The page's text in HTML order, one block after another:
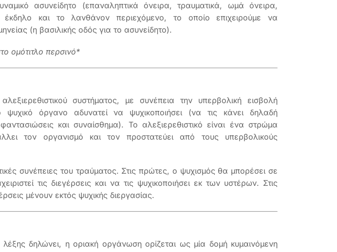
ασυνείδητο (επαναληπτικά όνειρα, τραυματικά, ωμά όνειρα,
έκδηλο και το λανθάνον περιεχόμενο, το οποίο επιχειρούμε να
(η βασιλικής οδός για το ασυνείδητο).
ομότιτλο περσινό*
συστήματος, με συνέπεια την υπερβολική εισβολή
ψυχικό όργανο αδυνατεί να ψυχικοποιήσει (να τις κάνει δηλαδή
και συναίσθημα). Το αλεξιερεθιστικό είναι ένα στρώμα
τον οργανισμό και τον προστατεύει από τους υπερβολικούς
συνέπειες του τραύματος. Στις πρώτες, ο ψυχισμός θα μπορέσει σε
τις διεγέρσεις και να τις ψυχικοποιήσει εκ των υστέρων. Στις
μένουν εκτός ψυχικής διεργασίας.
δηλώνει, η οριακή οργάνωση ορίζεται ως μία δομή κυμαινόμενη